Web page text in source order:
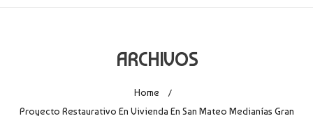
LA OPALINA
TASACIÓN Y COMPRA
ARCHIVOS
Home /
Proyecto Restaurativo En Vivienda En San Mateo Medianías Gran